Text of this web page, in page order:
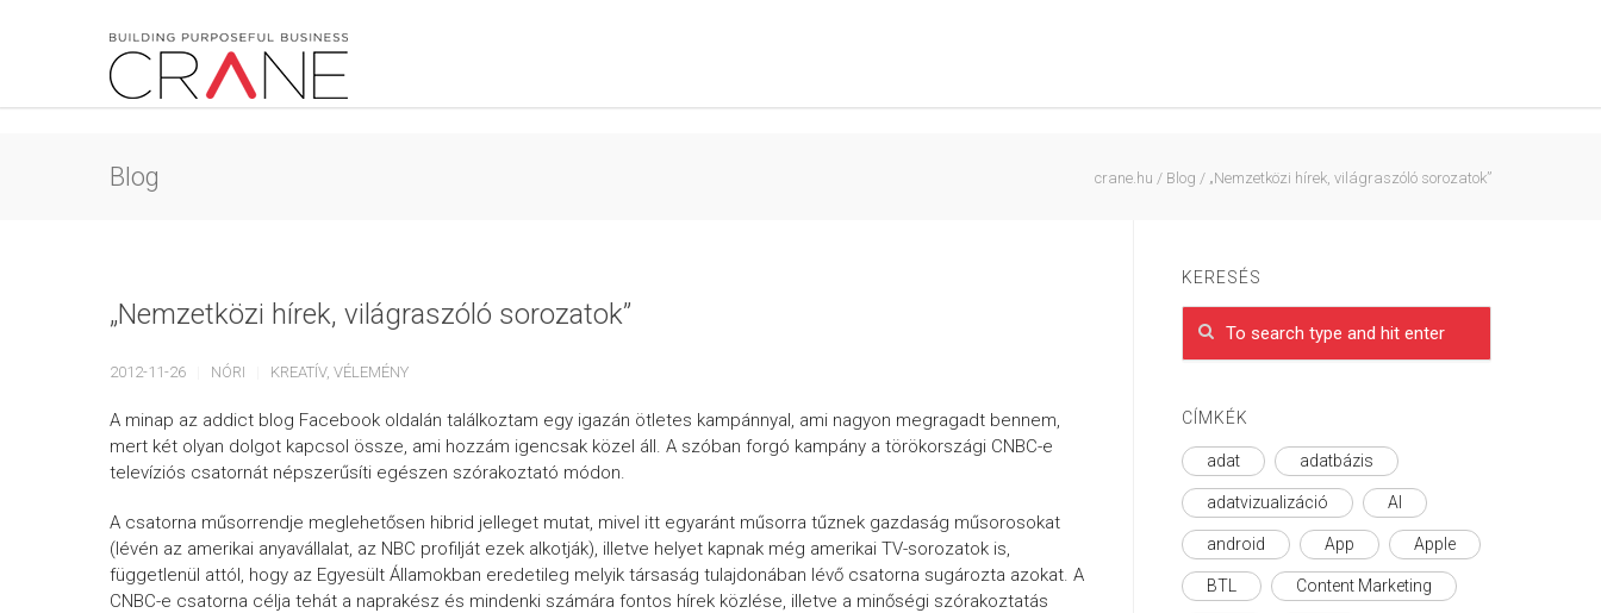
Blog crane.hu / Blog / „Nemzetközi hírek, világraszóló sorozatok”
„Nemzetközi hírek, világraszóló sorozatok”
2012-11-26 NÓRI KREATÍV, VÉLEMÉNY
A minap az addict blog Facebook oldalán találkoztam egy igazán ötletes kampánnyal, ami nagyon megragadt bennem,
mert két olyan dolgot kapcsol össze, ami hozzám igencsak közel áll. A szóban forgó kampány a törökországi CNBC-e
televíziós csatornát népszerűsíti egészen szórakoztató módon.
A csatorna műsorrendje meglehetősen hibrid jelleget mutat, mivel itt egyaránt műsorra tűznek gazdaság műsorosokat
(lévén az amerikai anyavállalat, az NBC profilját ezek alkotják), illetve helyet kapnak még amerikai TV-sorozatok is,
függetlenül attól, hogy az Egyesült Államokban eredetileg melyik társaság tulajdonában lévő csatorna sugározta azokat. A
CNBC-e csatorna célja tehát a naprakész és mindenki számára fontos hírek közlése, illetve a minőségi szórakoztatás
KERESÉS
CÍMKÉK
adat adatbázis
adatvizualizáció AI
android App Apple
BTL Content Marketing